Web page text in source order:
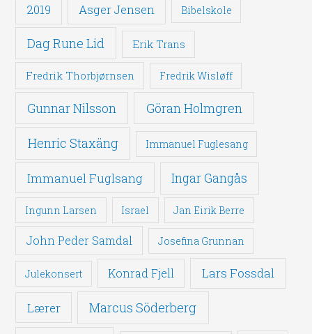
2019 Asger Jensen Bibelskole
Dag Rune Lid Erik Trans
Fredrik Thorbjørnsen Fredrik Wisløff
Gunnar Nilsson Göran Holmgren
Henric Staxäng Immanuel Fuglesang
Immanuel Fuglsang Ingar Gangås
Ingunn Larsen Israel Jan Eirik Berre
John Peder Samdal Josefina Grunnan
Julekonsert Konrad Fjell Lars Fossdal
Lærer Marcus Söderberg